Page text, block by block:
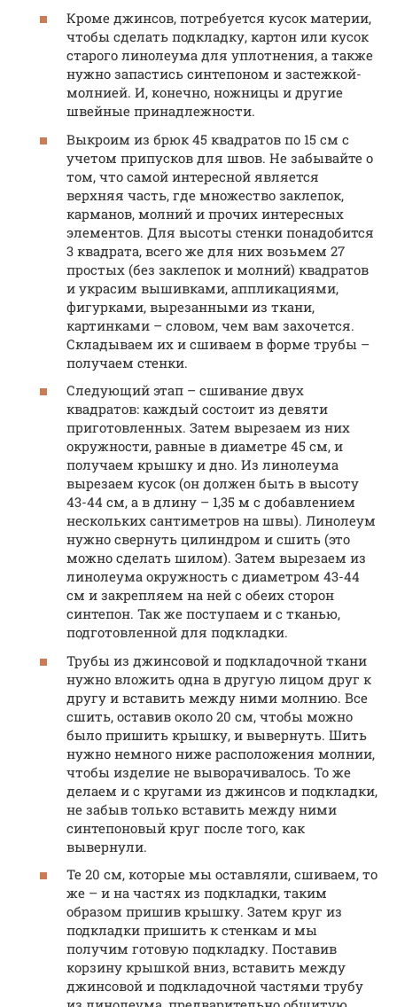
Кроме джинсов, потребуется кусок материи,
чтобы сделать подкладку, картон или кусок
старого линолеума для уплотнения, а также
нужно запастись синтепоном и застежкой-
молнией. И, конечно, ножницы и другие
швейные принадлежности.
Выкроим из брюк 45 квадратов по 15 см с
учетом припусков для швов. Не забывайте о
том, что самой интересной является
верхняя часть, где множество заклепок,
карманов, молний и прочих интересных
элементов. Для высоты стенки понадобится
3 квадрата, всего же для них возьмем 27
простых (без заклепок и молний) квадратов
и украсим вышивками, аппликациями,
фигурками, вырезанными из ткани,
картинками – словом, чем вам захочется.
Складываем их и сшиваем в форме трубы –
получаем стенки.
Следующий этап – сшивание двух
квадратов: каждый состоит из девяти
приготовленных. Затем вырезаем из них
окружности, равные в диаметре 45 см, и
получаем крышку и дно. Из линолеума
вырезаем кусок (он должен быть в высоту
43-44 см, а в длину – 1,35 м с добавлением
нескольких сантиметров на швы). Линолеум
нужно свернуть цилиндром и сшить (это
можно сделать шилом). Затем вырезаем из
линолеума окружность с диаметром 43-44
см и закрепляем на ней с обеих сторон
синтепон. Так же поступаем и с тканью,
подготовленной для подкладки.
Трубы из джинсовой и подкладочной ткани
нужно вложить одна в другую лицом друг к
другу и вставить между ними молнию. Все
сшить, оставив около 20 см, чтобы можно
было пришить крышку, и вывернуть. Шить
нужно немного ниже расположения молнии,
чтобы изделие не выворачивалось. То же
делаем и с кругами из джинсов и подкладки,
не забыв только вставить между ними
синтепоновый круг после того, как
вывернули.
Те 20 см, которые мы оставляли, сшиваем, то
же – и на частях из подкладки, таким
образом пришив крышку. Затем круг из
подкладки пришить к стенкам и мы
получим готовую подкладку. Поставив
корзину крышкой вниз, вставить между
джинсовой и подкладочной частями трубу